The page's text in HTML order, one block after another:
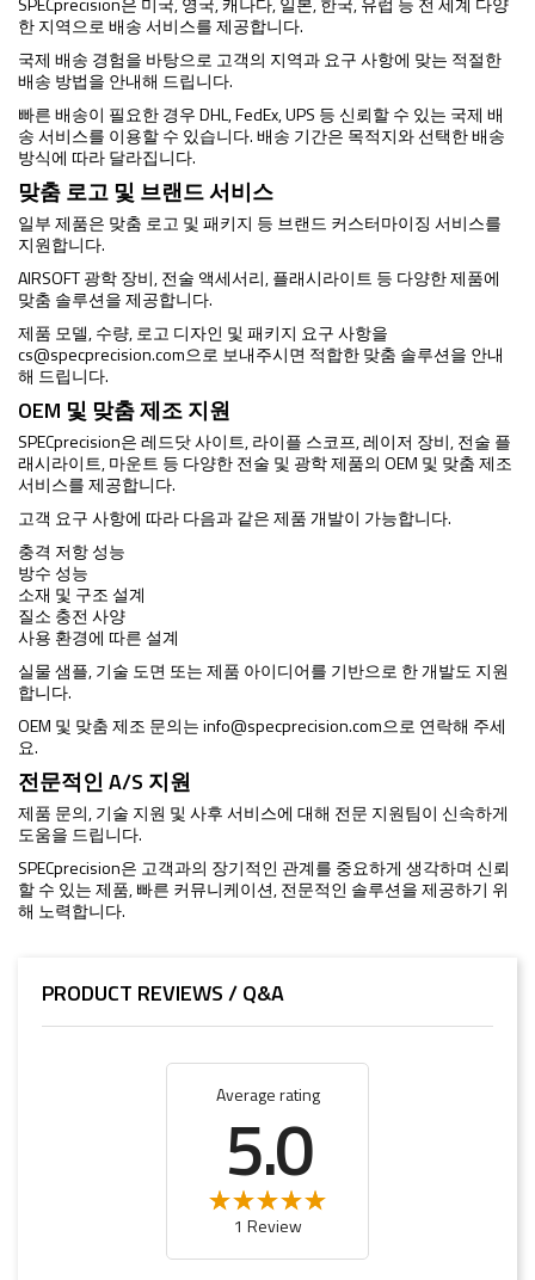
한 지역으로 배송 서비스를 제공합니다.
국제 배송 경험을 바탕으로 고객의 지역과 요구 사항에 맞는 적절한
배송 방법을 안내해 드립니다.
빠른 배송이 필요한 경우 DHL, FedEx, UPS 등 신뢰할 수 있는 국제 배
송 서비스를 이용할 수 있습니다. 배송 기간은 목적지와 선택한 배송
방식에 따라 달라집니다.
맞춤 로고 및 브랜드 서비스
일부 제품은 맞춤 로고 및 패키지 등 브랜드 커스터마이징 서비스를
지원합니다.
AIRSOFT 광학 장비, 전술 액세서리, 플래시라이트 등 다양한 제품에
맞춤 솔루션을 제공합니다.
제품 모델, 수량, 로고 디자인 및 패키지 요구 사항을
cs@specprecision.com으로 보내주시면 적합한 맞춤 솔루션을 안내
해 드립니다.
OEM 및 맞춤 제조 지원
SPECprecision은 레드닷 사이트, 라이플 스코프, 레이저 장비, 전술 플
래시라이트, 마운트 등 다양한 전술 및 광학 제품의 OEM 및 맞춤 제조
서비스를 제공합니다.
고객 요구 사항에 따라 다음과 같은 제품 개발이 가능합니다.
충격 저항 성능
방수 성능
소재 및 구조 설계
질소 충전 사양
사용 환경에 따른 설계
실물 샘플, 기술 도면 또는 제품 아이디어를 기반으로 한 개발도 지원
합니다.
OEM 및 맞춤 제조 문의는info@specprecision.com으로 연락해 주세
요.
전문적인 A/S 지원
제품 문의, 기술 지원 및 사후 서비스에 대해 전문 지원팀이 신속하게
도움을 드립니다.
SPECprecision은 고객과의 장기적인 관계를 중요하게 생각하며 신뢰
할 수 있는 제품, 빠른 커뮤니케이션, 전문적인 솔루션을 제공하기 위
해 노력합니다.
PRODUCT REVIEWS / Q&A
Average rating
5.0
1 Review